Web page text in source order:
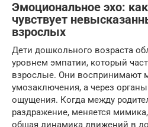
Эмоциональное эхо:
чувствует
взрослых
Дети дошкольного возраста
уровнем эмпатии, который
взрослые. Они воспринимают
умозаключения, а через
ощущения. Когда между
раздражение, меняется
общая динамика движений в